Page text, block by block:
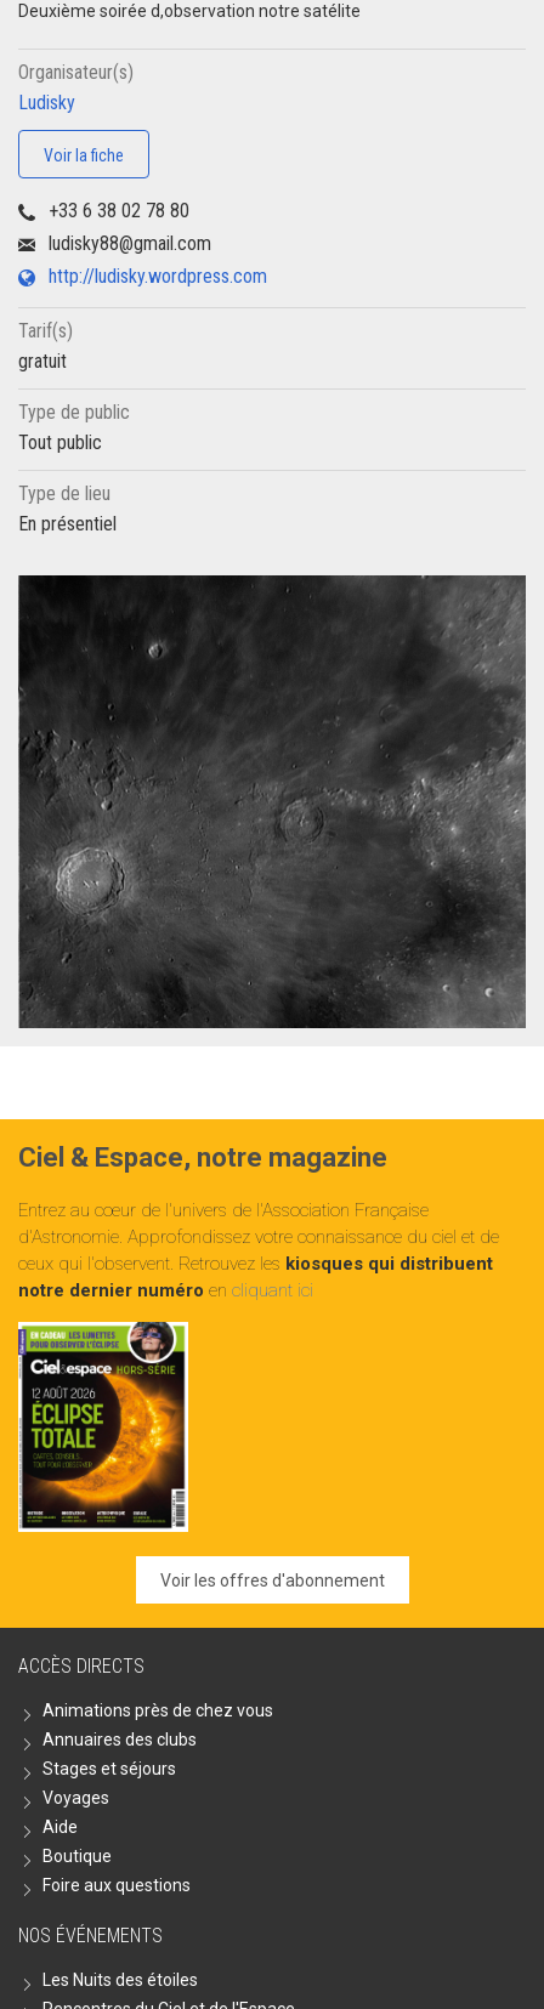
Deuxième soirée d,observation notre satélite
Organisateur(s)
Ludisky
Voir la fiche
+33 6 38 02 78 80
ludisky88@gmail.com
http://ludisky.wordpress.com
Tarif(s)
gratuit
Type de public
Tout public
Type de lieu
En présentiel
Ciel & Espace, notre magazine
Entrez au cœur de l'univers de l'Association Française
d'Astronomie. Approfondissez votre connaissance du ciel et de
ceux qui l'observent. Retrouvez les kiosques qui distribuent
notre dernier numéro en cliquant ici
Voir les offres d'abonnement
ACCÈS DIRECTS
Animations près de chez vous
Annuaires des clubs
Stages et séjours
Voyages
Aide
Boutique
Foire aux questions
NOS ÉVÉNEMENTS
Les Nuits des étoiles